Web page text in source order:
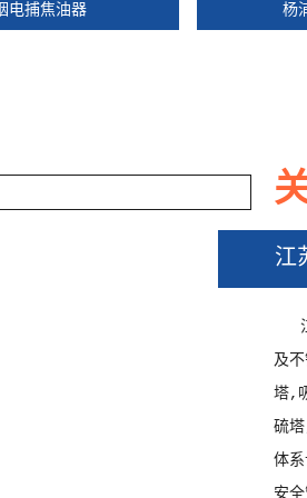
杨浦轮胎厂电
江
及
塔,
硫
体
安